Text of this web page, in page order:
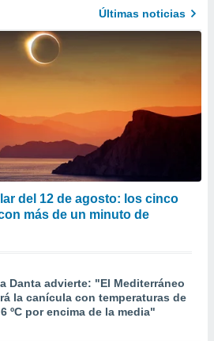
Últimas noticias
del 12 de agosto: los cinco
más de un minuto de
Danta advierte: "El Mediterráneo
la canícula con temperaturas de
ºC por encima de la media"